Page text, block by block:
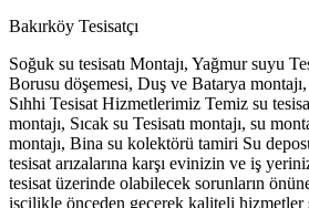
Bakırköy Tesisatçı
Soğuk su tesisatı Montajı, Yağmur suyu
Borusu döşemesi, Duş ve Batarya
Sıhhi Tesisat Hizmetlerimiz Temiz su
montajı, Sıcak su Tesisatı montajı, su
montajı, Bina su kolektörü tamiri Su
tesisat arızalarına karşı evinizin ve iş
tesisat üzerinde olabilecek sorunların
işçilikle önceden geçerek kaliteli hizmetler